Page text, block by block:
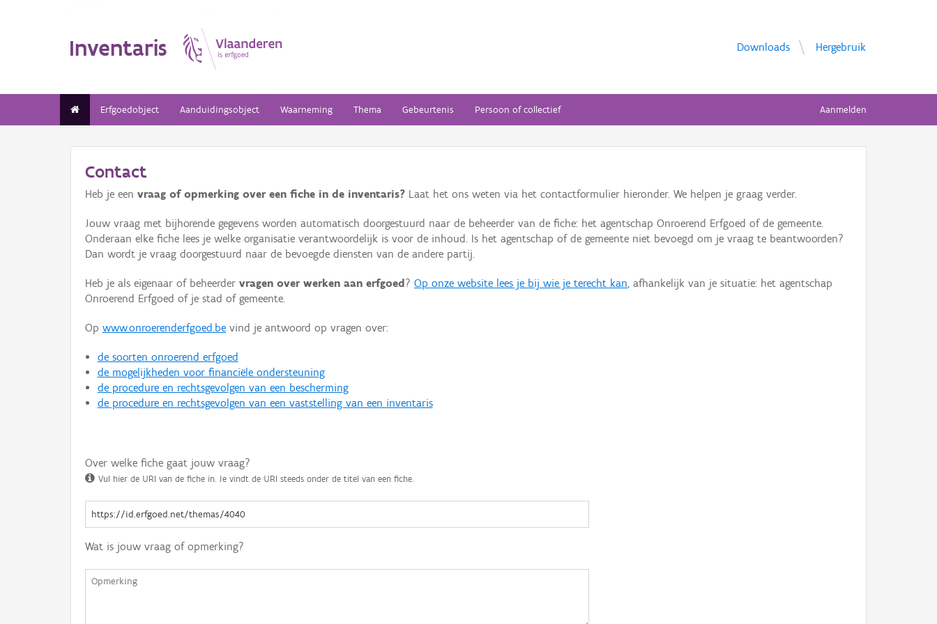
Inventaris Downloads Hergebruik
Erfgoedobject Aanduidingsobject Waarneming Thema Gebeurtenis Persoon of collectief Aanmelden
Contact
Heb je een vraag of opmerking over een fiche in de inventaris? Laat het ons weten via het contactformulier hieronder. We helpen je graag verder.
Jouw vraag met bijhorende gegevens worden automatisch doorgestuurd naar de beheerder van de fiche: het agentschap Onroerend Erfgoed of de gemeente.
Onderaan elke fiche lees je welke organisatie verantwoordelijk is voor de inhoud. Is het agentschap of de gemeente niet bevoegd om je vraag te beantwoorden?
Dan wordt je vraag doorgestuurd naar de bevoegde diensten van de andere partij.
Heb je als eigenaar of beheerder vragen over werken aan erfgoed ? Op onze website lees je bij wie je terecht kan, afhankelijk van je situatie: het agentschap
Onroerend Erfgoed of je stad of gemeente.
Op www.onroerenderfgoed.be vind je antwoord op vragen over:
de soorten onroerend erfgoed
de mogelijkheden voor financiële ondersteuning
de procedure en rechtsgevolgen van een bescherming
de procedure en rechtsgevolgen van een vaststelling van een inventaris
Over welke fiche gaat jouw vraag?
Vul hier de URI van de fiche in. Je vindt de URI steeds onder de titel van een fiche.
Wat is jouw vraag of opmerking?